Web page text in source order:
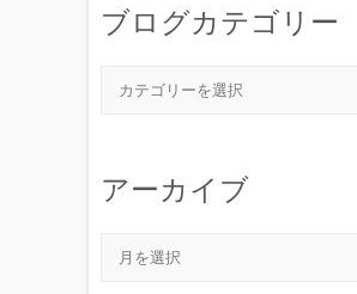
ブログカテゴリー
アーカイブ